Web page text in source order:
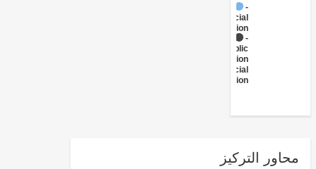
Protection
Administration
Protection
التركيز